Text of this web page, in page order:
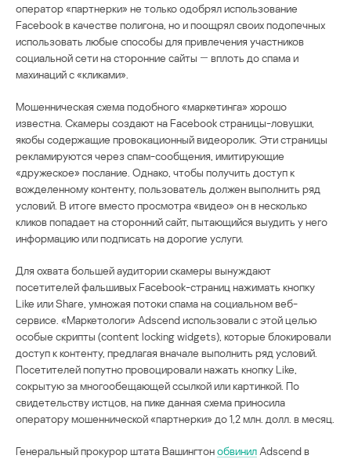
оператор «партнерки» не только одобрял использование
Facebook в качестве полигона, но и поощрял своих подопечных
использовать любые способы для привлечения участников
социальной сети на сторонние сайты ― вплоть до спама и
махинаций с «кликами».
Мошенническая схема подобного «маркетинга» хорошо
известна. Скамеры создают на Facebook страницы-ловушки,
якобы содержащие провокационный видеоролик. Эти страницы
рекламируются через спам-сообщения, имитирующие
«дружеское» послание. Однако, чтобы получить доступ к
вожделенному контенту, пользователь должен выполнить ряд
условий. В итоге вместо просмотра «видео» он в несколько
кликов попадает на сторонний сайт, пытающийся выудить у него
информацию или подписать на дорогие услуги.
Для охвата большей аудитории скамеры вынуждают
посетителей фальшивых Facebook-страниц нажимать кнопку
Like или Share, умножая потоки спама на социальном веб-
сервисе. «Маркетологи» Adscend использовали с этой целью
особые скрипты (content locking widgets), которые блокировали
доступ к контенту, предлагая вначале выполнить ряд условий.
Посетителей попутно провоцировали нажать кнопку Like,
сокрытую за многообещающей ссылкой или картинкой. По
свидетельству истцов, на пике данная схема приносила
оператору мошеннической «партнерки» до 1,2 млн. долл. в месяц.
Генеральный прокурор штата Вашингтонобвинил Adscend в